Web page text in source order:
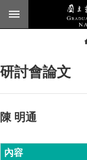
跳到主要內容區塊
臺
頁
公
研討會論文
陳 明通